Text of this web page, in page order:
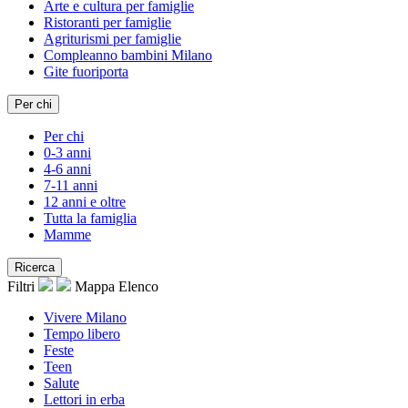
Arte e cultura per famiglie
Ristoranti per famiglie
Agriturismi per famiglie
Compleanno bambini Milano
Gite fuoriporta
Per chi
Per chi
0-3 anni
4-6 anni
7-11 anni
12 anni e oltre
Tutta la famiglia
Mamme
Ricerca
Filtri Mappa Elenco
Vivere Milano
Tempo libero
Feste
Teen
Salute
Lettori in erba